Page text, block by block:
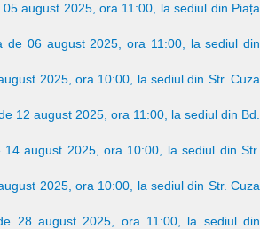
august 2025, ora 11:00, la sediul din Piața
de 06 august 2025, ora 11:00, la sediul din
2025, ora 10:00, la sediul din Str. Cuza
12 august 2025, ora 11:00, la sediul din Bd.
august 2025, ora 10:00, la sediul din Str.
2025, ora 10:00, la sediul din Str. Cuza
28 august 2025, ora 11:00, la sediul din